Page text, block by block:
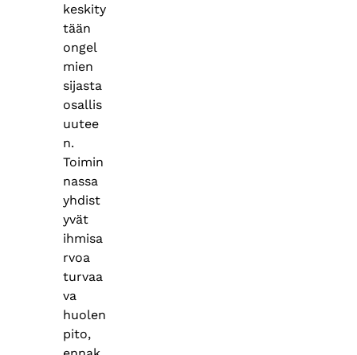
keskity
tään
ongel
mien
sijasta
osallis
uutee
n.
Toimin
nassa
yhdist
yvät
ihmisa
rvoa
turvaa
va
huolen
pito,